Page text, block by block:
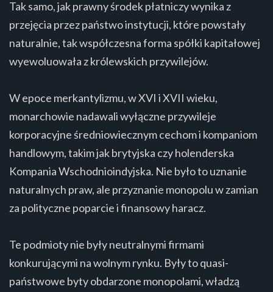
Tak samo, jak prawny środek płatniczy wynika z
przejęcia przez państwo instytucji, które powstały
naturalnie, tak współczesna forma spółki kapitałowej
wyewoluowała z królewskich przywilejów.
W epoce merkantylizmu, w XVI i XVII wieku,
monarchowie nadawali wyłączne przywileje
korporacyjne średniowiecznym cechom i kompaniom
handlowym, takim jak brytyjska czy holenderska
Kompania Wschodnioindyjska. Nie było to uznanie
naturalnych praw, ale przyznanie monopolu w zamian
za polityczne poparcie i finansowy haracz.
Te podmioty nie były neutralnymi firmami
konkurującymi na wolnym rynku. Były to quasi-
państwowe byty obdarzone monopolami, władzą